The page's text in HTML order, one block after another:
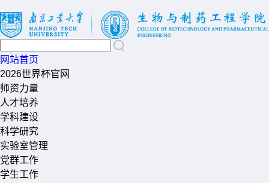
网站首页
2026世界杯官网
师资力量
人才培养
学科建设
科学研究
实验室管理
党群工作
学生工作